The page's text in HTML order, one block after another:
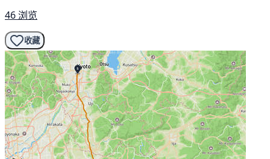
46 浏览
收藏